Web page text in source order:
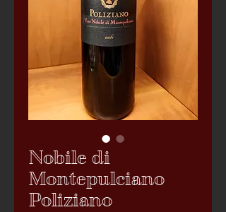
Nobile di
Montepulciano
Poliziano